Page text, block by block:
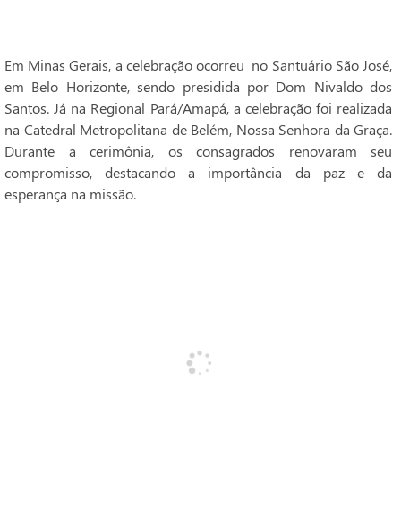
Em Minas Gerais, a celebração ocorreu no Santuário São José,
em Belo Horizonte, sendo presidida por Dom Nivaldo dos
Santos. Já na Regional Pará/Amapá, a celebração foi realizada
na Catedral Metropolitana de Belém, Nossa Senhora da Graça.
Durante a cerimônia, os consagrados renovaram seu
compromisso, destacando a importância da paz e da
esperança na missão.